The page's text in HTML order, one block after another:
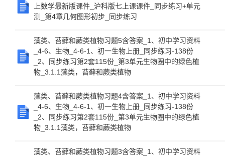
上数学最新版课件_沪科版七上课课件_同步练习+单元
测_第4章几何图形初步_同步练习
藻类、苔藓和蕨类植物习题5含答案_1、初中学习资料
_4-6、生物_4-6-1、初一生物上册_同步练习-138份
_2、同步练习第2套115份_第3单元生物圈中的绿色植
物_3.1.1藻类，苔藓和蕨类植物
藻类、苔藓和蕨类植物习题4含答案_1、初中学习资料
_4-6、生物_4-6-1、初一生物上册_同步练习-138份
_2、同步练习第2套115份_第3单元生物圈中的绿色植
物_3.1.1藻类，苔藓和蕨类植物
藻类、苔藓和蕨类植物习题3含答案_1、初中学习资料